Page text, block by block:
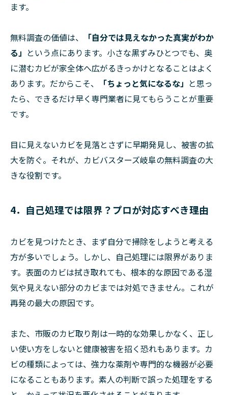
ます。
無料調査の価値は、
「自分では見えなかった真実がわか
る」 という点にあります。小さな黒ずみひとつでも、奥
に潜むカビが家全体へ広がるきっかけとなることはよく
あります。だからこそ、
「ちょっと気になるな」 と思っ
たら、できるだけ早く専門業者に見てもらうことが重要
です。
目に見えないカビを見落とさずに早期発見し、被害の拡
大を防ぐ。それが、カビバスターズ岐阜の無料調査の大
きな役割です。
4．自己処理では限界？プロが対応すべき理由
カビを見つけたとき、まず自分で掃除をしようと考える
方が多いでしょう。しかし、自己処理には限界がありま
す。表面のカビは拭き取れても、根本的な原因である湿
気や見えない部分のカビまでは対処できません。これが
再発の最大の原因です。
また、市販のカビ取り剤は一時的な効果しかなく、正し
い使い方をしないと健康被害を招く恐れもあります。カ
ビの種類によっては、強力な薬剤や専門的な機器が必要
になることもあります。素人の判断で誤った処理をする